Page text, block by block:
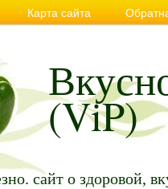
Карта сайта
(ViP)
сайт о здоровой,